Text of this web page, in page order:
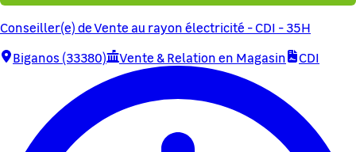
Conseiller(e) de Vente au rayon électricité - CDI - 35H
Biganos (33380)
Vente & Relation en Magasin CDI